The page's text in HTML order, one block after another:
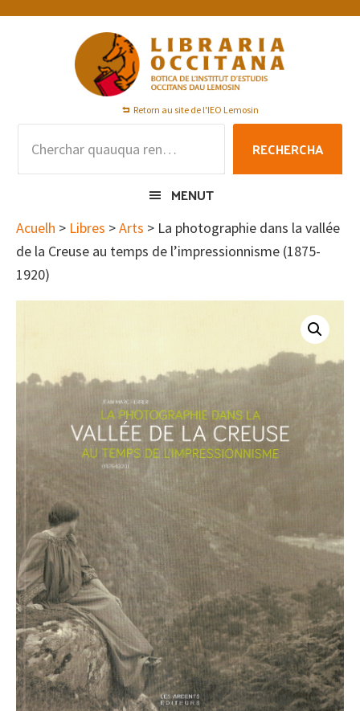
Skip
Skip
Skip
Retorn au site de l'IEO Lemosin
RECHERCHA
MENUT
Acuelh > Libres >Arts > La photographie dans la vallée
de la Creuse au temps de l’impressionnisme (1875-
1920)